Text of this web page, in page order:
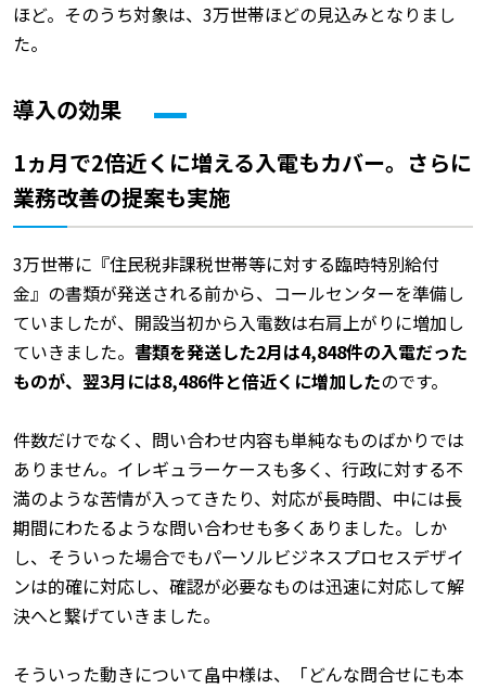
ほど。そのうち対象は、3万世帯ほどの見込みとなりまし
た。
導入の効果
1ヵ月で2倍近くに増える入電もカバー。さらに
業務改善の提案も実施
3万世帯に『住民税非課税世帯等に対する臨時特別給付
金』の書類が発送される前から、コールセンターを準備し
ていましたが、開設当初から入電数は右肩上がりに増加し
ていきました。 書類を発送した2月は4,848件の入電だった
ものが、翌3月には8,486件と倍近くに増加したのです。
件数だけでなく、問い合わせ内容も単純なものばかりでは
ありません。イレギュラーケースも多く、行政に対する不
満のような苦情が入ってきたり、対応が長時間、中には長
期間にわたるような問い合わせも多くありました。しか
し、そういった場合でもパーソルビジネスプロセスデザイ
ンは的確に対応し、確認が必要なものは迅速に対応して解
決へと繋げていきました。
そういった動きについて畠中様は、「どんな問合せにも本